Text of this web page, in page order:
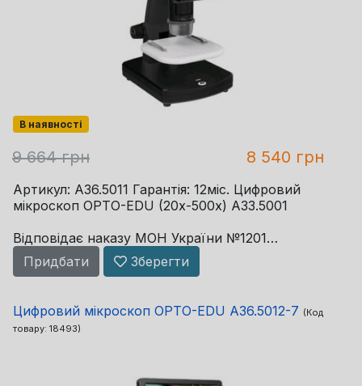
В наявності
9 664 грн 8 540 грн
Артикул: A36.5011 Гарантія: 12міс. Цифровий
мікроскоп OPTO-EDU (20x-500x) A33.5001
Відповідає наказу МОН України №1201
/01.09.2025
Датчик зображення: 5 мегапікселів (роздільна
здатність)
Придбати Зберегти
Цифровий мікроскоп OPTO-EDU A36.5012-7 (Код
товару: 18493)